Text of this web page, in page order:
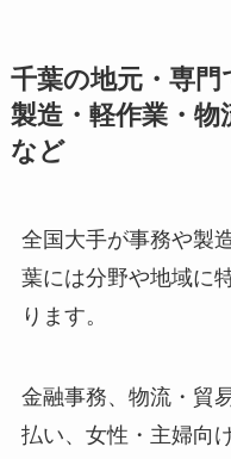
千葉の地元・専門
製造・軽作業・物
など
全国大手が事務や製
葉には分野や地域に
ります。
金融事務、物流・貿
払い、女性・主婦向